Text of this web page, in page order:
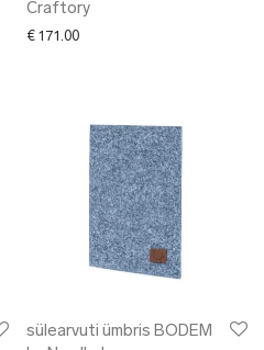
Craftory
€ 171.00
sülearvuti ümbris BODEM